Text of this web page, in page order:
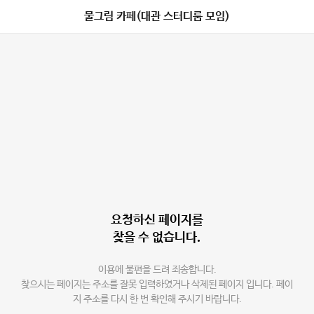
물그림 카페(대관 스터디룸 모임)
요청하신 페이지를
찾을 수 없습니다.
이용에 불편을 드려 죄송합니다.
찾으시는 페이지는 주소를 잘못 입력하였거나 삭제된 페이지 입니다. 페이
지 주소를 다시 한 번 확인해 주시기 바랍니다.